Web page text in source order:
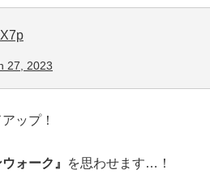
27, 2023
ップ！
ウォーク』 を思わせます…！